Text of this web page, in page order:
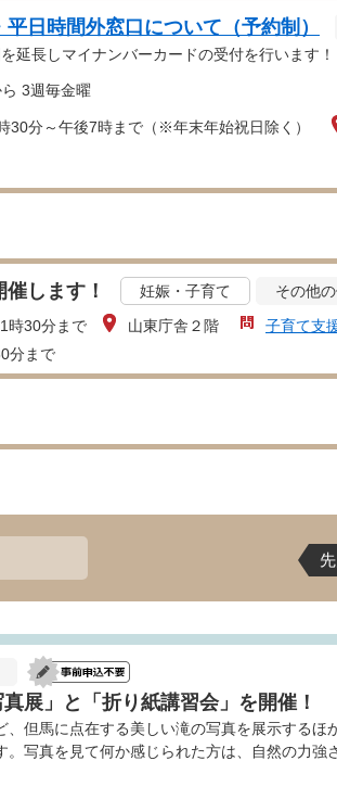
日時間外窓口について（予約制）
延長しマイナンバーカードの受付を行います！
3週毎金曜
分～午後7時まで（※年末年始祝日除く）
します！ 妊娠・子育て
その他
時30分まで
分まで
山東庁舎２階 子育て支
真展」と「折り紙講習会」を開催！
、但馬に点在する美しい滝の写真を展示する
。写真を見て何か感じられた方は、自然の力